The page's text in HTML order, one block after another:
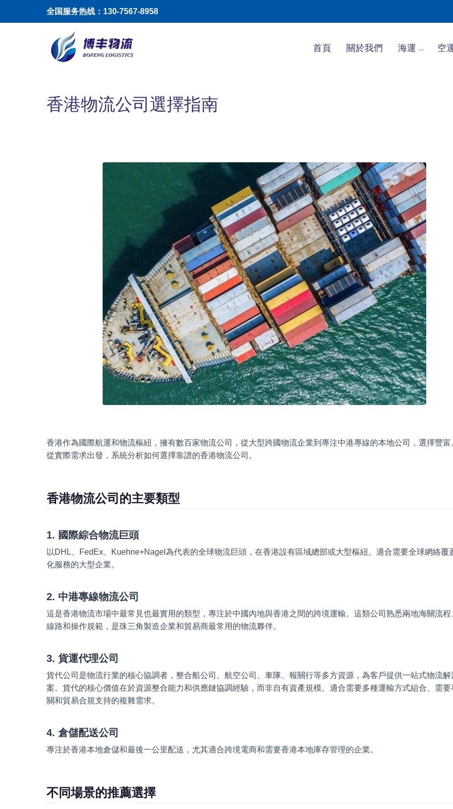
全国服务热线：130-7567-8958
首頁 關於我們 海運 空
香港物流公司選擇指南
香港作為國際航運和物流樞紐，擁有數百家物流公司，從大型跨國物流企業到專注中港專線的本地公司，選擇豐富
從實際需求出發，系統分析如何選擇靠譜的香港物流公司。
香港物流公司的主要類型
1. 國際綜合物流巨頭
以DHL、FedEx、Kuehne+Nagel為代表的全球物流巨頭，在香港設有區域總部或大型樞紐。適合需要全球網絡覆
化服務的大型企業。
2. 中港專線物流公司
這是香港物流市場中最常見也最實用的類型，專注於中國內地與香港之間的跨境運輸。這類公司熟悉兩地海關流程
線路和操作規範，是珠三角製造企業和貿易商最常用的物流夥伴。
3. 貨運代理公司
貨代公司是物流行業的核心協調者，整合船公司、航空公司、車隊、報關行等多方資源，為客戶提供一站式物流解
案。貨代的核心價值在於資源整合能力和供應鏈協調經驗，而非自有資產規模。適合需要多種運輸方式組合、需要
關和貿易合規支持的複雜需求。
4. 倉儲配送公司
專注於香港本地倉儲和最後一公里配送，尤其適合跨境電商和需要香港本地庫存管理的企業。
不同場景的推薦選擇